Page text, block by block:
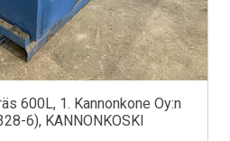
600L, 1. Kannonkone Oy:n
6), KANNONKOSKI